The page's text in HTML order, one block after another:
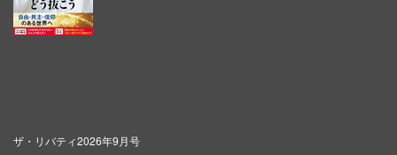
ザ・リバティ2026年9月号